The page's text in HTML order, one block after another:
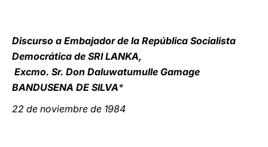
Discurso a Embajador de la República Socialista
Democrática de SRI LANKA,
Excmo. Sr. Don Daluwatumulle Gamage
BANDUSENA DE SILVA*
22 de noviembre de 1984